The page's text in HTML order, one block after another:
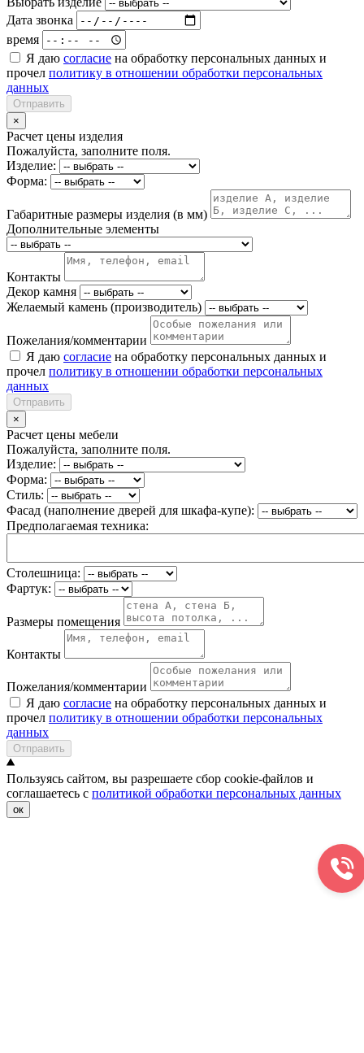
Дата звонка
время
Я даю согласие на обработку персональных данных и
прочел политику в отношении обработки персональных
данных
Отправить
×
Расчет цены изделия
Пожалуйста, заполните поля.
Изделие:
Форма:
Габаритные размеры изделия (в мм)
Дополнительные элементы
Контакты
Декор камня
Желаемый камень (производитель)
Пожелания/комментарии
Я даю согласие на обработку персональных данных и
прочел политику в отношении обработки персональных
данных
Отправить
×
Расчет цены мебели
Пожалуйста, заполните поля.
Изделие:
Форма:
Стиль:
Фасад (наполнение дверей для шкафа-купе):
Предполагаемая техника:
Столешница:
Фартук:
Размеры помещения
Контакты
Пожелания/комментарии
Я даю согласие на обработку персональных данных и
прочел политику в отношении обработки персональных
данных
Отправить
Пользуясь сайтом, вы разрешаете сбор cookie-файлов и
соглашаетесь с политикой обработки персональных данных
ок